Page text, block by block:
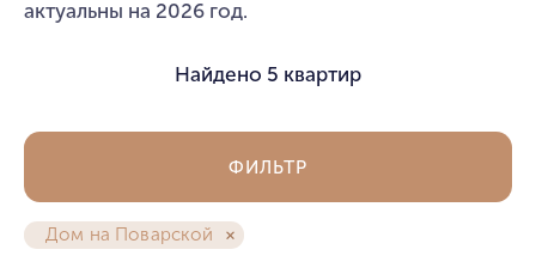
актуальны на 2026 год.
Найдено 5 квартир
Дом на Поварской
ФИЛЬТР